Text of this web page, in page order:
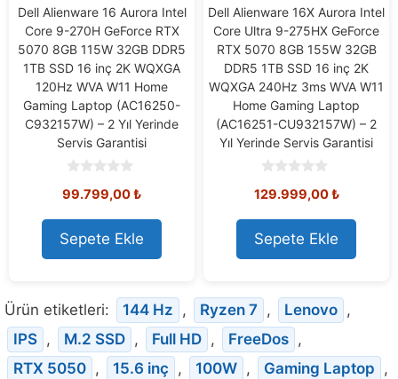
Dell Alienware 16 Aurora Intel
Core 9-270H GeForce RTX
5070 8GB 115W 32GB DDR5
1TB SSD 16 inç 2K WQXGA
120Hz WVA W11 Home
Gaming Laptop (AC16250-
C932157W) – 2 Yıl Yerinde
Servis Garantisi
o
t
o
f
5
99.799,00₺
Sepete Ekle
Dell Alienware 16X Aurora Intel
Core Ultra 9-275HX GeForce
RTX 5070 8GB 155W 32GB
DDR5 1TB SSD 16 inç 2K
WQXGA 240Hz 3ms WVA W11
Home Gaming Laptop
(AC16251-CU932157W) – 2
Yıl Yerinde Servis Garantisi
o
t
o
f
5
129.999,00₺
Sepete Ekle
Ürün etiketleri: 144 Hz , Ryzen 7 , Lenovo ,
IPS , M.2 SSD , Full HD , FreeDos ,
RTX 5050 , 15.6 inç , 100W , Gaming Laptop ,